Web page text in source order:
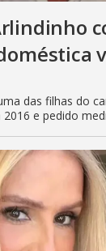
das filhas do
e pedido